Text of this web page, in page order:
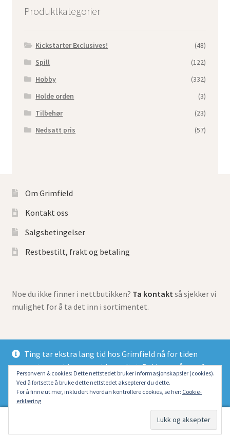
Produktkategorier
Kickstarter Exclusives!
(48)
Spill
(122)
Hobby
(332)
Holde orden
(3)
Tilbehør
(23)
Nedsatt pris
(57)
Om Grimfield
Kontakt oss
Salgsbetingelser
Restbestilt, frakt og betaling
Noe du ikke finner i nettbutikken? Ta kontakt så sjekker vi
mulighet for å ta det inn i sortimentet.
© Grimfield Games 2026
Bygget med Storefront og WooCommerce.
0
Ting tar ekstra lang tid hos Grimfield nå for tiden
grunnet meget begrenset kapasitet. Beklager så mye for
at alle dessverre må belage seg på lang ventetid.
Fjern
Personvern & cookies: Dette nettstedet bruker informasjonskapsler (cookies).
Ved å fortsette å bruke dette nettstedet aksepterer du dette.
For å finne ut mer, inkludert hvordan kontrollere cookies, se her: Cookie-
erklæring